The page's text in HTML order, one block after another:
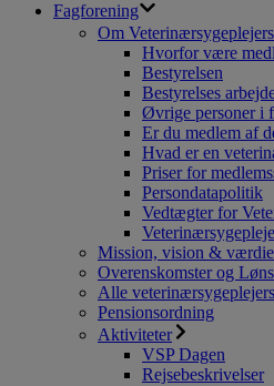
Fagforening
Om
Hvorfor være
Bestyrelsen
Bestyrelses
Øvrige personer i
Er du medlem af
Hvad er en
Priser for
Persondatapolitik
Vedtægter for
Mission, vision &
Overenskomster og
Alle
Pensionsordning
Aktiviteter
VSP Dagen
Rejsebeskrivelser